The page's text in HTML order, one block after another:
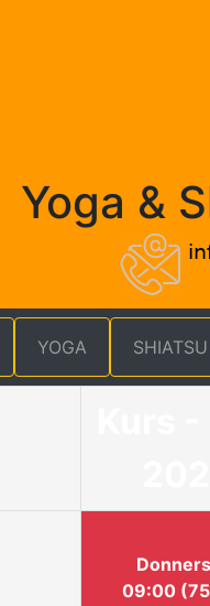
Yoga &
YOGA SHIATSU
09:00